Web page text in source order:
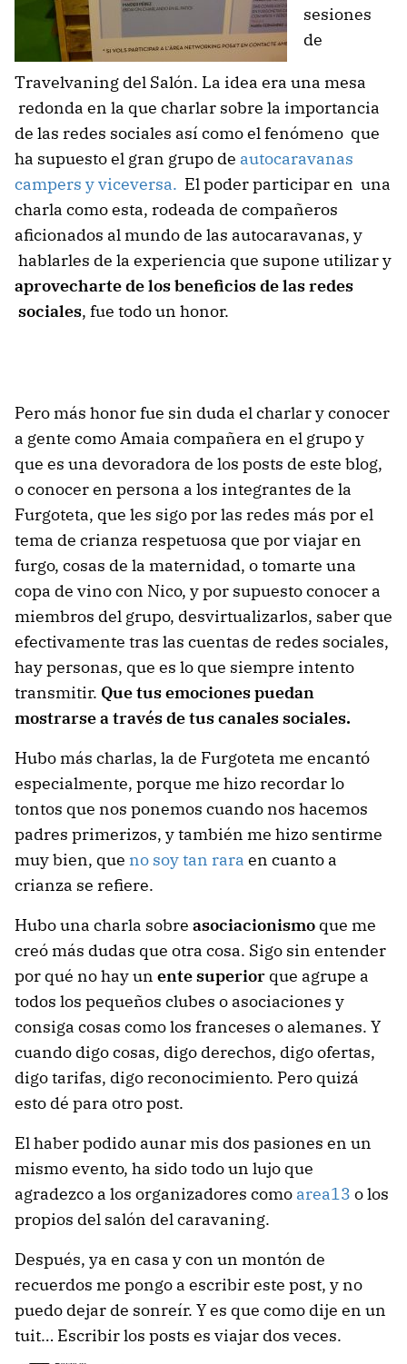
sesiones
de
Travelvaning del Salón. La idea era una mesa
redonda en la que charlar sobre la importancia
de las redes sociales así como el fenómeno que
ha supuesto el gran grupo de autocaravanas
campers y viceversa. El poder participar en una
charla como esta, rodeada de compañeros
aficionados al mundo de las autocaravanas, y
hablarles de la experiencia que supone utilizar y
aprovecharte de los beneficios de las redes
sociales, fue todo un honor.
Pero más honor fue sin duda el charlar y conocer
a gente como Amaia compañera en el grupo y
que es una devoradora de los posts de este blog,
o conocer en persona a los integrantes de la
Furgoteta, que les sigo por las redes más por el
tema de crianza respetuosa que por viajar en
furgo, cosas de la maternidad, o tomarte una
copa de vino con Nico, y por supuesto conocer a
miembros del grupo, desvirtualizarlos, saber que
efectivamente tras las cuentas de redes sociales,
hay personas, que es lo que siempre intento
transmitir. Que tus emociones puedan
mostrarse a través de tus canales sociales.
Hubo más charlas, la de Furgoteta me encantó
especialmente, porque me hizo recordar lo
tontos que nos ponemos cuando nos hacemos
padres primerizos, y también me hizo sentirme
muy bien, que no soy tan rara en cuanto a
crianza se refiere.
Hubo una charla sobre asociacionismo que me
creó más dudas que otra cosa. Sigo sin entender
por qué no hay un ente superior que agrupe a
todos los pequeños clubes o asociaciones y
consiga cosas como los franceses o alemanes. Y
cuando digo cosas, digo derechos, digo ofertas,
digo tarifas, digo reconocimiento. Pero quizá
esto dé para otro post.
El haber podido aunar mis dos pasiones en un
mismo evento, ha sido todo un lujo que
agradezco a los organizadores como area13 o los
propios del salón del caravaning.
Después, ya en casa y con un montón de
recuerdos me pongo a escribir este post, y no
puedo dejar de sonreír. Y es que como dije en un
tuit… Escribir los posts es viajar dos veces.